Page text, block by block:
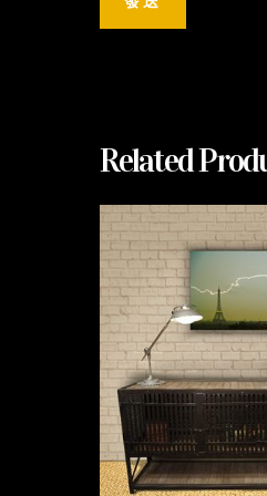
Related